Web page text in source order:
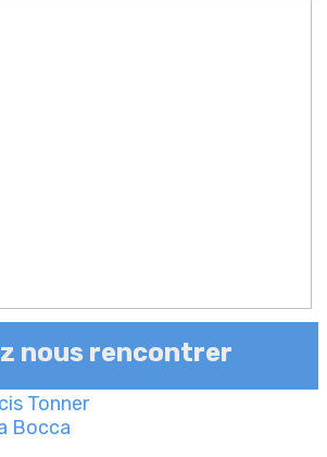
nous rencontrer
Tonner
Bocca